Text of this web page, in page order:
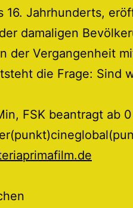
16. Jahrhunderts,
damaligen
der Vergangenheit
die Frage: Sind
FSK beantragt ab 0